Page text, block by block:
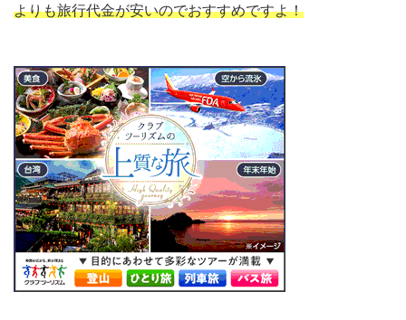
よりも旅行代金が安いのでおすすめですよ！